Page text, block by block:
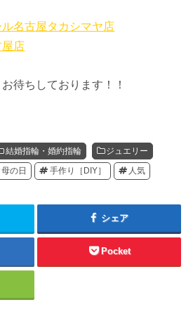
名古屋タカシマヤ店
店
待ちしております！！
結婚指輪・婚約指輪 ジュエリー
母の日 手作り［DIY］ 人気
シェア
Pocket